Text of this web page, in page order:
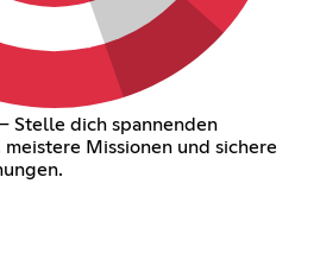
Stelle dich spannenden
Missionen und sichere